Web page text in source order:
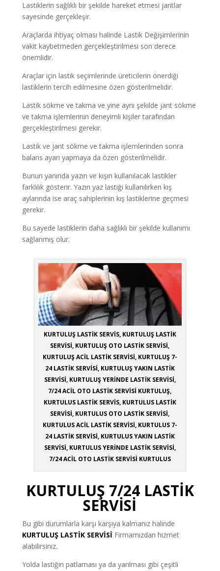
Lastiklerin sağlıklı bir şekilde hareket etmesi jantlar
sayesinde gerçekleşir.
Araçlarda ihtiyaç olması halinde Lastik Değişimlerinin
vakit kaybetmeden gerçekleştirilmesi son derece
önemlidir.
Araçlar için lastik seçimlerinde üreticilerin önerdiği
lastiklerin tercih edilmesine özen gösterilmelidir.
Lastik sökme ve takma ve yine aynı şekilde jant sökme
ve takma işlemlerinin deneyimli kişiler tarafından
gerçekleştirilmesi gerekir.
Lastik ve jant sökme ve takma işlemlerinden sonra
balans ayarı yapmaya da özen gösterilmelidir.
Bunun yanında yazın ve kışın kullanılacak lastikler
farklılık gösterir. Yazın yaz lastiği kullanılırken kış
aylarında ise araç sahiplerinin kış lastiklerine geçmesi
gerekir.
Bu sayede lastiklerin daha sağlıklı bir şekilde kullanımı
sağlanmış olur.
KURTULUŞ LASTİK SERVİS, KURTULUŞ LASTİK
SERVİSİ, KURTULUŞ OTO LASTİK SERVİSİ,
KURTULUŞ ACİL LASTİK SERVİSİ, KURTULUŞ 7-
24 LASTİK SERVİSİ, KURTULUŞ YAKIN LASTİK
SERVİSİ, KURTULUŞ YERİNDE LASTİK SERVİSİ,
7/24 ACİL OTO LASTİK SERVİSİ KURTULUŞ,
KURTULUS LASTİK SERVİS, KURTULUS LASTİK
SERVİSİ, KURTULUS OTO LASTİK SERVİSİ,
KURTULUS ACİL LASTİK SERVİSİ, KURTULUS 7-
24 LASTİK SERVİSİ, KURTULUS YAKIN LASTİK
SERVİSİ, KURTULUS YERİNDE LASTİK SERVİSİ,
7/24 ACİL OTO LASTİK SERVİSİ KURTULUS
KURTULUŞ 7/24 LASTİK
SERVİSİ
Bu gibi durumlarla karşı karşıya kalmanız halinde
KURTULUŞ LASTİK SERVİSİ Firmamızdan hizmet
alabilirsiniz.
Yolda lastiğin patlaması ya da yarılması gibi çeşitli